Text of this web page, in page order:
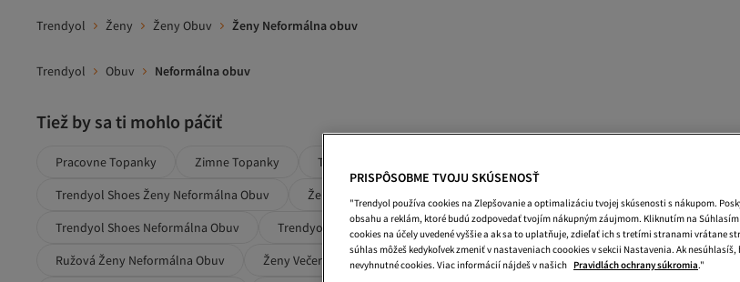
Trendyol Ženy Ženy Obuv Ženy Neformálna obuv
Trendyol Obuv Neformálna obuv
Tiež by sa ti mohlo páčiť
Pracovne Topanky Zimne Topanky Turisticke Topanky
Trendyol Shoes Ženy Neformálna Obuv
Ženy Obuv Žltá Ženy Neformálna Obuv Žltá Neformálna Obuv
Trendyol Shoes Neformálna Obuv
Trendyol Shoes Žltá Neformálna Obuv Ružová Neformálna Obuv Ženy
Ružová Ženy Neformálna Obuv
Ženy Večerná Obuv SOHO Neformálna Obuv Trendyol Shoes Čierna
PRISPÔSOBME TVOJU SKÚSENOSŤ
"Trendyol používa cookies na Zlepšovanie a optimalizáciu tvojej skúsenosti s nákupom.
obsahu a reklám, ktoré budú zodpovedať tvojím nákupným záujmom. Kliknutím na
cookies na účely uvedené vyššie a ak sa to uplatňuje, zdieľať ich s tretími stranami vrátane
súhlas môžeš kedykoľvek zmeniť v nastaveniach coookies v sekcii Nastavenia. Ak
nevyhnutné cookies. Viac informácií nájdeš v našich Pravidlách ochrany súkromia."